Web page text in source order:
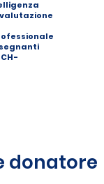
donatore